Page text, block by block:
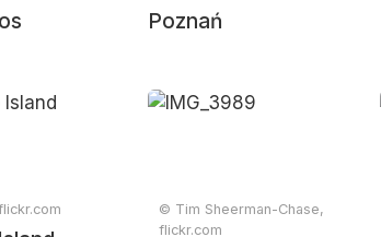
Poznań
© Tim Sheerman-Chase,
flickr.com